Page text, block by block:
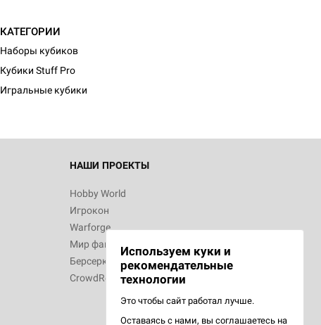
КАТЕГОРИИ
Наборы кубиков
Кубики Stuff Pro
Игральные кубики
НАШИ ПРОЕКТЫ
Hobby World
Игрокон
Warforge
Мир фантастики
Берсерк
CrowdRepublic
Используем куки и
рекомендательные
технологии
Это чтобы сайт работал лучше.
Оставаясь с нами, вы соглашаетесь на